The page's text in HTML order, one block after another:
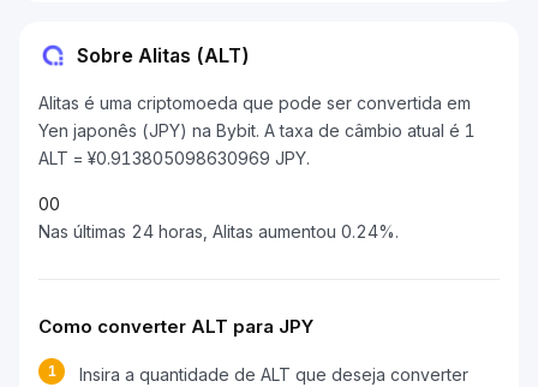
Sobre Alitas (ALT)
Alitas é uma criptomoeda que pode ser convertida em
Yen japonês (JPY) na Bybit. A taxa de câmbio atual é 1
ALT = ¥0.913805098630969 JPY.
00
Nas últimas 24 horas, Alitas aumentou 0.24%.
Como converter ALT para JPY
1 Insira a quantidade de ALT que deseja converter